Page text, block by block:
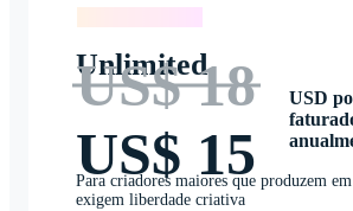
Unlimited
US$ 18
US$ 15
USD
Para criadores maiores que produzem em
exigem liberdade criativa